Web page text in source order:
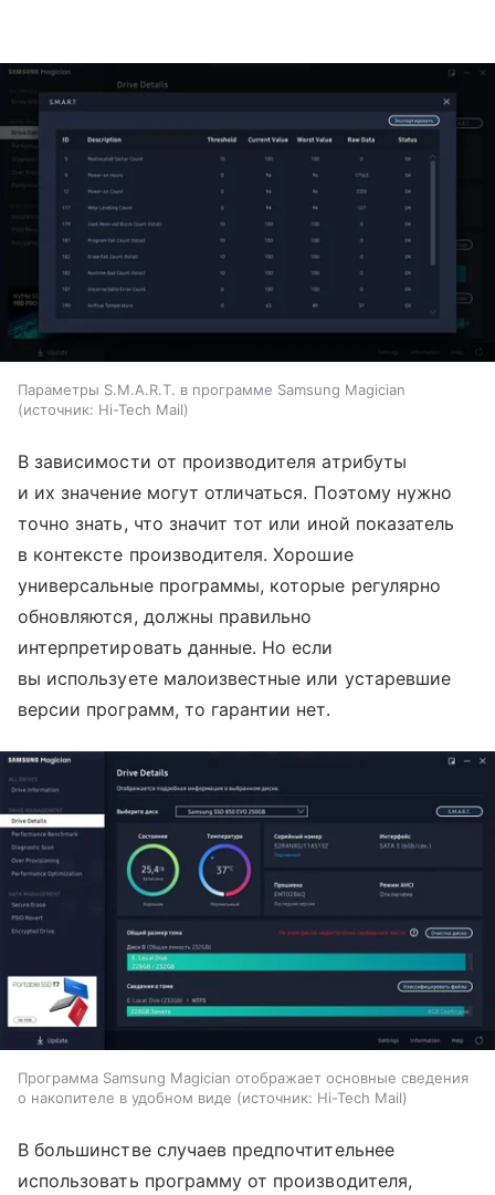
Параметры S.M.A.R.T. в программе Samsung Magician
источник: Hi-Tech Mail
В зависимости от производителя атрибуты
и их значение могут отличаться. Поэтому нужно
точно знать, что значит тот или иной показатель
в контексте производителя. Хорошие
универсальные программы, которые регулярно
обновляются, должны правильно
интерпретировать данные. Но если
вы используете малоизвестные или устаревшие
версии программ, то гарантии нет.
Программа Samsung Magician отображает основные сведения
о накопителе в удобном виде
источник: Hi-Tech Mail
В большинстве случаев предпочтительнее
использовать программу от производителя,